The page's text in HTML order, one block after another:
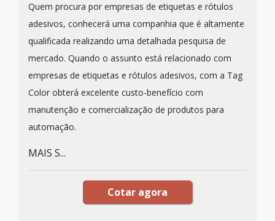
Quem procura por empresas de etiquetas e rótulos
adesivos, conhecerá uma companhia que é altamente
qualificada realizando uma detalhada pesquisa de
mercado. Quando o assunto está relacionado com
empresas de etiquetas e rótulos adesivos, com a Tag
Color obterá excelente custo-benefício com
manutenção e comercialização de produtos para
automação.
MAIS S...
Cotar agora